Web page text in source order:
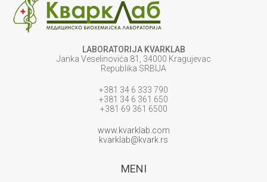
LABORATORIJA KVARKLAB
Janka Veselinovića 81, 34000 Kragujevac
Republika SRBIJA
+381 34 6 333 790
+381 34 6 361 650
+381 69 361 6500
www.kvarklab.com
kvarklab@kvark.rs
MENI